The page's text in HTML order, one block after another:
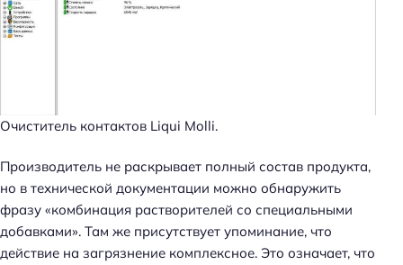
Очиститель контактов Liqui Molli.
Производитель не раскрывает полный состав продукта,
но в технической документации можно обнаружить
фразу «комбинация растворителей со специальными
добавками». Там же присутствует упоминание, что
действие на загрязнение комплексное. Это означает, что